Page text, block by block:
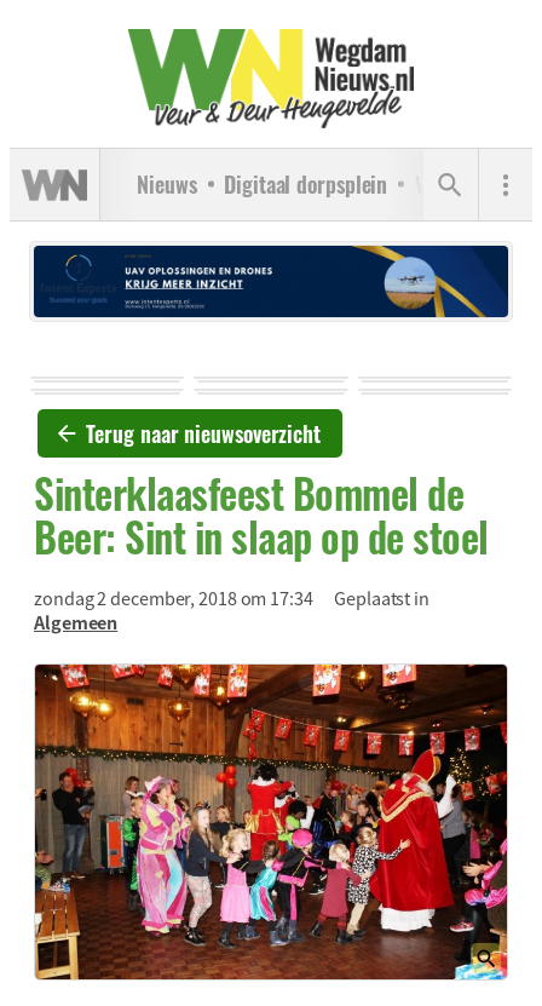
Nieuws Digitaal dorpsplein Verenigingen
Terug naar nieuwsoverzicht
Sinterklaasfeest Bommel de
Beer: Sint in slaap op de stoel
zondag 2 december, 2018 om 17:34
Geplaatst in
Algemeen